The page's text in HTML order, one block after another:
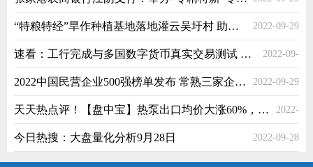
“特粮特经”旱作种植基地落地灌云吴圩村 助力乡村振兴 2022-09-29
速看：工行完成与多国数字货币真实交易测试 银行IT厂商或迎重大机遇 2022-09-
29
2022中国民营企业500强榜单发布 常熟三家企业榜上有名 2022-09-29
天天热点评！【盘中宝】热泵出口均价大涨60%，欧洲潜在总安装量近9000万台，这家公司产品已在欧洲市场取得批量订单 2022-
09-29
今日热搜：大盘量化分析9月28日 2022-09-28